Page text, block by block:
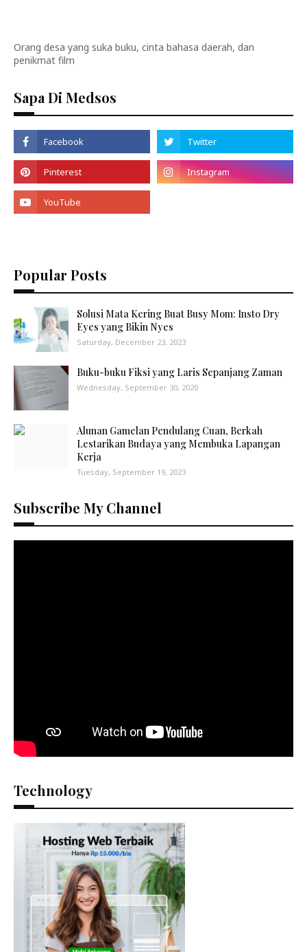
Orang desa yang suka buku, cinta bahasa daerah, dan
penikmat film
Sapa Di Medsos
Popular Posts
Solusi Mata Kering Buat Busy Mom: Insto Dry
Eyes yang Bikin Nyes
Saturday, December 23, 2023
Buku-buku Fiksi yang Laris Sepanjang Zaman
Wednesday, September 30, 2020
Alunan Gamelan Pendulang Cuan, Berkah
Lestarikan Budaya yang Membuka Lapangan
Kerja
Tuesday, September 19, 2023
Subscribe My Channel
Technology